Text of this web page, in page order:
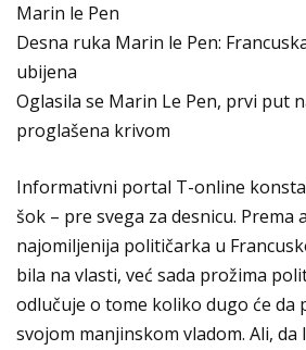
Marin le Pen
Desna ruka Marin le Pen:
ubijena
Oglasila se Marin Le Pen, prvi put
proglašena krivom
Informativni portal T-online
šok – pre svega za desnicu. Prema
najomiljenija političarka u
bila na vlasti, već sada prožima
odlučuje o tome koliko dugo će da
svojom manjinskom vladom. Ali, da